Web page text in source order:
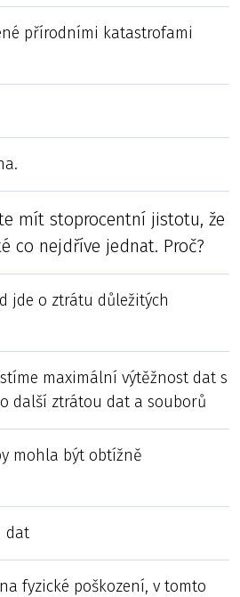
přírodními katastrofami
mít stoprocentní jistotu, že
co nejdříve jednat. Proč?
jde o ztrátu důležitých
maximální výtěžnost dat s
další ztrátou dat a souborů
mohla být obtížně
dat
fyzické poškození, v tomto